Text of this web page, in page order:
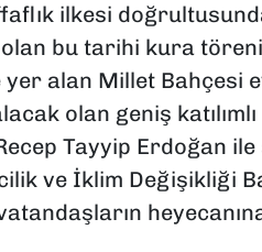
ilkesi
bu tarihi kura
yer alan Millet Bahçesi
olan geniş
Tayyip Erdoğan
ve İklim Değişikliği